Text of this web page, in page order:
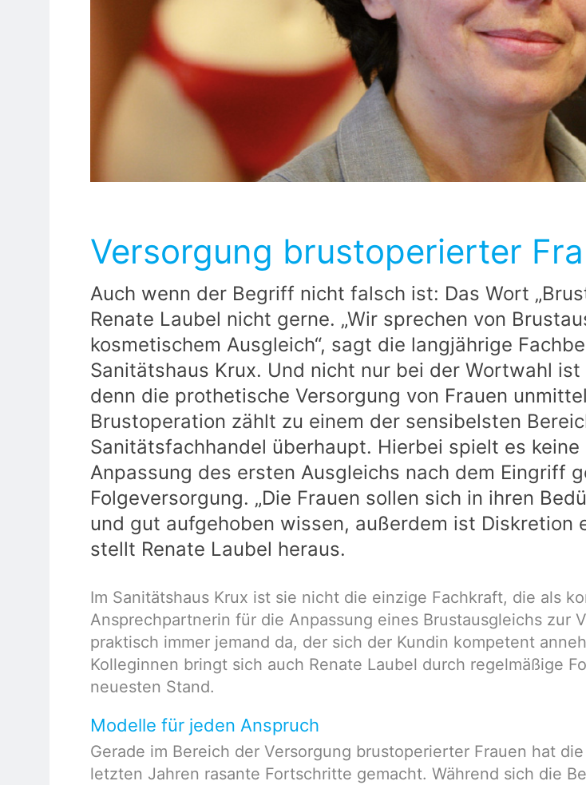
Versorgung brustoperierter
Auch wenn der Begriff nicht falsch ist: Das Wort
Renate Laubel nicht gerne. „Wir sprechen von
kosmetischem Ausgleich“, sagt die langjährige
Sanitätshaus Krux. Und nicht nur bei der Wortwahl
denn die prothetische Versorgung von Frauen
Brustoperation zählt zu einem der sensibelsten
Sanitätsfachhandel überhaupt. Hierbei spielt es keine
Anpassung des ersten Ausgleichs nach dem Eingriff
Folgeversorgung. „Die Frauen sollen sich in ihren
und gut aufgehoben wissen, außerdem ist Diskretion
stellt Renate Laubel heraus.
Im Sanitätshaus Krux ist sie nicht die einzige Fachkraft, die als
Ansprechpartnerin für die Anpassung eines Brustausgleichs zur
praktisch immer jemand da, der sich der Kundin kompetent
Kolleginnen bringt sich auch Renate Laubel durch regelmäßige
neuesten Stand.
Modelle für jeden Anspruch
Gerade im Bereich der Versorgung brustoperierter Frauen hat
letzten Jahren rasante Fortschritte gemacht. Während sich die